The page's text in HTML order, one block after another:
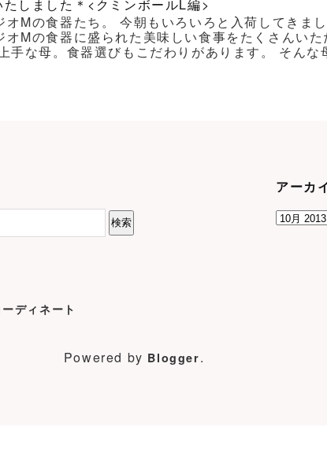
しました＊<クミンボールL編>
オMの食器たち。 今朝もいろいろと入荷してきま
Mの食器に盛られた美味しい食事をたくさんい
手な母。食器選びもこだわりがあります。 そんな
アーカ
ーディネート
Powered by Blogger.